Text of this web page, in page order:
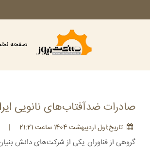
صفحه
صادرات ضدآفتاب‌های نانویی ایرانی
تاريخ:اول ارديبهشت 1404 ساعت 21:21 |
گروهی از فناوران یکی از شرکت‌های دانش